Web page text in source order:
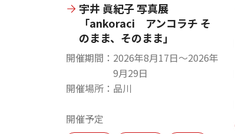
宇井 眞紀子 写真展
「ankoraci アンコラチ そ
のまま、そのまま」
開催期間
2026年8月17日〜2026年
9月29日
開催場所
品川
開催予定